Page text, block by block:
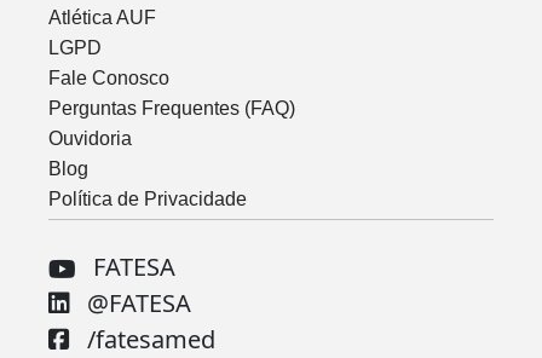
Atlética AUF
LGPD
Fale Conosco
Perguntas Frequentes (FAQ)
Ouvidoria
Blog
Política de Privacidade
FATESA
@FATESA
/fatesamed